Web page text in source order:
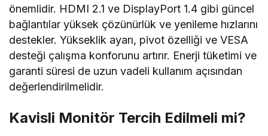
önemlidir. HDMI 2.1 ve DisplayPort 1.4 gibi güncel
bağlantılar yüksek çözünürlük ve yenileme hızlarını
destekler. Yükseklik ayarı, pivot özelliği ve VESA
desteği çalışma konforunu artırır. Enerji tüketimi ve
garanti süresi de uzun vadeli kullanım açısından
değerlendirilmelidir.
Kavisli Monitör Tercih Edilmeli mi?